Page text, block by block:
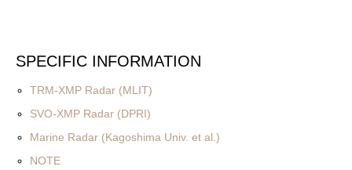
SPECIFIC INFORMATION
TRM-XMP Radar (MLIT)
SVO-XMP Radar (DPRI)
Marine Radar (Kagoshima Univ. et al.)
NOTE